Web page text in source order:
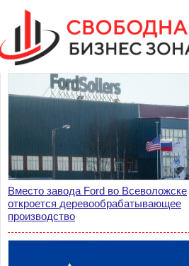
Вместо завода Ford во Всеволожске
откроется деревообрабатывающее
производство